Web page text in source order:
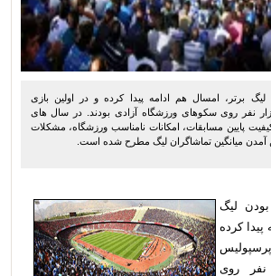
برتر، امسال هم ادامه پیدا کرده و در اولین بازی
کمتر از ۲۰ هزار نفر روی سکوهای ورزشگاه آزادی بودند. در سال های
پایین مسابقات، امکانات نامناسب ورزشگاه، مشکلات
آمدن میانگین تماشاگران لیگ مطرح شده است.
لیگ
پیدا کرده
هزار نفر روی